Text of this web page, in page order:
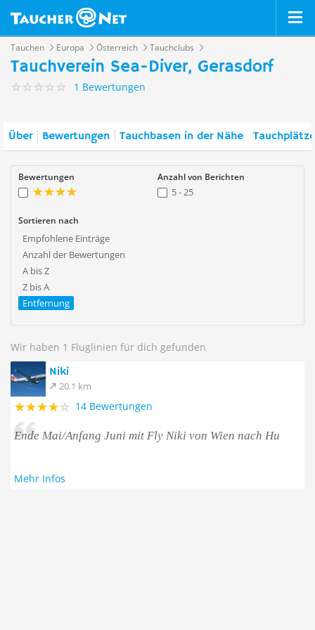
Tauchen Europa Österreich Tauchclubs
Tauchverein Sea-Diver, Gerasdorf
1 Bewertungen
Über Bewertungen Tauchbasen in der Nähe
Bewertungen Anzahl von Berichten
5 - 25
Sortieren nach
Empfohlene Einträge
Anzahl der Bewertungen
A bis Z
Z bis A
Entfernung
Wir haben 1 Fluglinien für dich gefunden
Niki
20.1 km
14 Bewertungen
Ende Mai/Anfang Juni mit Fly Niki von Wien nach Hu
Mehr Infos